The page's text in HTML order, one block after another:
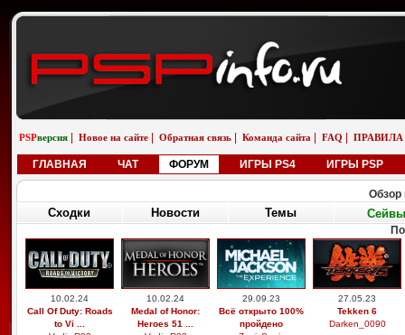
PSPверсия Новое на сайте Обратная связь Команда сайта FAQ ПРАВИЛА
ГЛАВНАЯ ЧАТ ФОРУМ ИГРЫ PS4 ИГРЫ PSP
Обзор
Сходки Новости Темы Сейвы
10.02.24
Call Of Duty: Roads
to Vi ...
10.02.24
Medal of Honor:
Heroes 51 ...
29.09.23
Всё открыто 100%
пройдено
27.05.23
Tekken 6
Darken_0090